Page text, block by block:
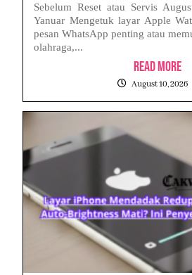
Sebelum Reset atau Servis
Yanuar Mengetuk layar Apple
pesan WhatsApp penting atau
olahraga,...
Read More
August 10, 2026